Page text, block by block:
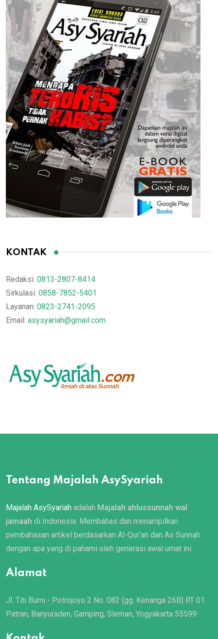
KONTAK
Redaksi: 0813-2807-8414
Sirkulasi: 0858-7852-5401
Layanan: 0823-2741-2095
Email: asysyariah@gmail.com
Tentang Majalah AsySyariah
Majalah AsySyariah adalah Majalah ahlussunnah wal
jamaah di Indonesia. Membahas dan menampilkan
pembahasan artikel berdasarkan Al-Qur’an dan As Sunnah
dengan apa yang di pahami oleh generasi awal umat ini.
Alamat
Jl. Titi Bumi - Potrojoyo 2 No. 082 (gg. Kenanga 26B) RT 01
Patran, Banyuraden, Gamping, Sleman, Yogyakarta 55599